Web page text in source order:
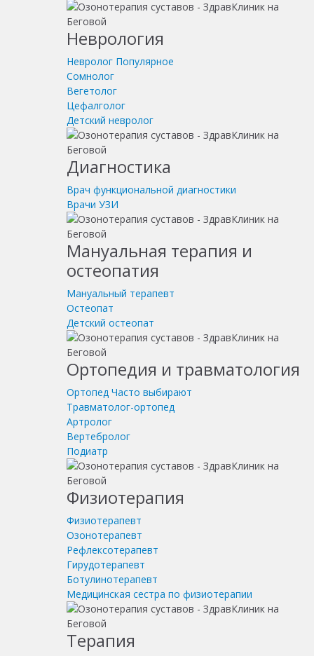
Неврология
Невролог Популярное
Сомнолог
Вегетолог
Цефалголог
Детский невролог
Диагностика
Врач функциональной диагностики
Врачи УЗИ
Мануальная терапия и
остеопатия
Мануальный терапевт
Остеопат
Детский остеопат
Ортопедия и травматология
Ортопед Часто выбирают
Травматолог-ортопед
Артролог
Вертебролог
Подиатр
Физиотерапия
Физиотерапевт
Озонотерапевт
Рефлексотерапевт
Гирудотерапевт
Ботулинотерапевт
Медицинская сестра по физиотерапии
Терапия